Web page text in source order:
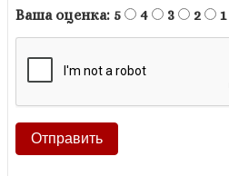
Ваша оценка: 5 4 3 2 1